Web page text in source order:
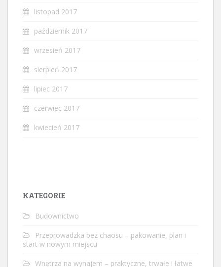
listopad 2017
październik 2017
wrzesień 2017
sierpień 2017
lipiec 2017
czerwiec 2017
kwiecień 2017
KATEGORIE
Budownictwo
Przeprowadzka bez chaosu – pakowanie, plan i
start w nowym miejscu
Wnętrza na wynajem – praktyczne, trwałe i łatwe